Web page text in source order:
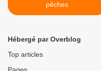
pêches
Hébergé par Overblog
Top articles